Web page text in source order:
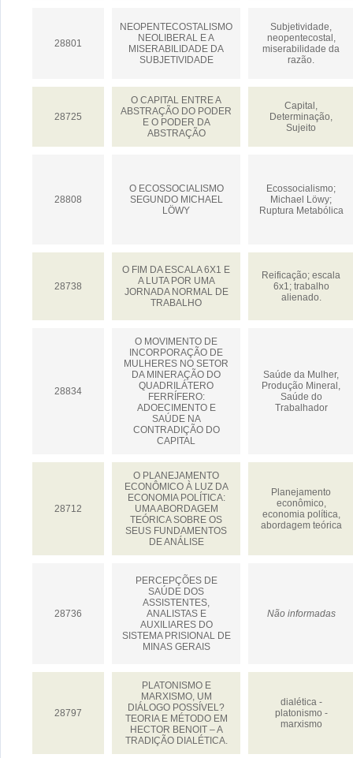
28801
NEOPENTECOSTALISMO
NEOLIBERAL E A
MISERABILIDADE DA
SUBJETIVIDADE
Subjetividade,
neopentecostal,
miserabilidade da
razão.
28725
O CAPITAL ENTRE A
ABSTRAÇÃO DO PODER
E O PODER DA
ABSTRAÇÃO
Capital,
Determinação,
Sujeito
28808
O ECOSSOCIALISMO
SEGUNDO MICHAEL
LÖWY
Ecossocialismo;
Michael Löwy;
Ruptura Metabólica
28738
O FIM DA ESCALA 6X1 E
A LUTA POR UMA
JORNADA NORMAL DE
TRABALHO
Reificação; escala
6x1; trabalho
alienado.
28834
O MOVIMENTO DE
INCORPORAÇÃO DE
MULHERES NO SETOR
DA MINERAÇÃO DO
QUADRILÁTERO
FERRÍFERO:
ADOECIMENTO E
SAÚDE NA
CONTRADIÇÃO DO
CAPITAL
Saúde da Mulher,
Produção Mineral,
Saúde do
Trabalhador
28712
O PLANEJAMENTO
ECONÔMICO À LUZ DA
ECONOMIA POLÍTICA:
UMA ABORDAGEM
TEÓRICA SOBRE OS
SEUS FUNDAMENTOS
DE ANÁLISE
Planejamento
econômico,
economia política,
abordagem teórica
28736
PERCEPÇÕES DE
SAÚDE DOS
ASSISTENTES,
ANALISTAS E
AUXILIARES DO
SISTEMA PRISIONAL DE
MINAS GERAIS
Não informadas
28797
PLATONISMO E
MARXISMO, UM
DIÁLOGO POSSÍVEL?
TEORIA E MÉTODO EM
HECTOR BENOIT – A
TRADIÇÃO DIALÉTICA.
dialética -
platonismo -
marxismo